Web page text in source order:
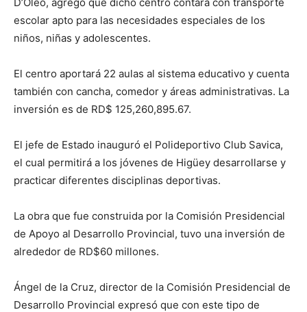
escolar apto para las necesidades especiales de los
niños, niñas y adolescentes.
El centro aportará 22 aulas al sistema educativo y cuenta
también con cancha, comedor y áreas administrativas. La
inversión es de RD$ 125,260,895.67.
El jefe de Estado inauguró el Polideportivo Club Savica,
el cual permitirá a los jóvenes de Higüey desarrollarse y
practicar diferentes disciplinas deportivas.
La obra que fue construida por la Comisión Presidencial
de Apoyo al Desarrollo Provincial, tuvo una inversión de
alrededor de RD$60 millones.
Ángel de la Cruz, director de la Comisión Presidencial de
Desarrollo Provincial expresó que con este tipo de